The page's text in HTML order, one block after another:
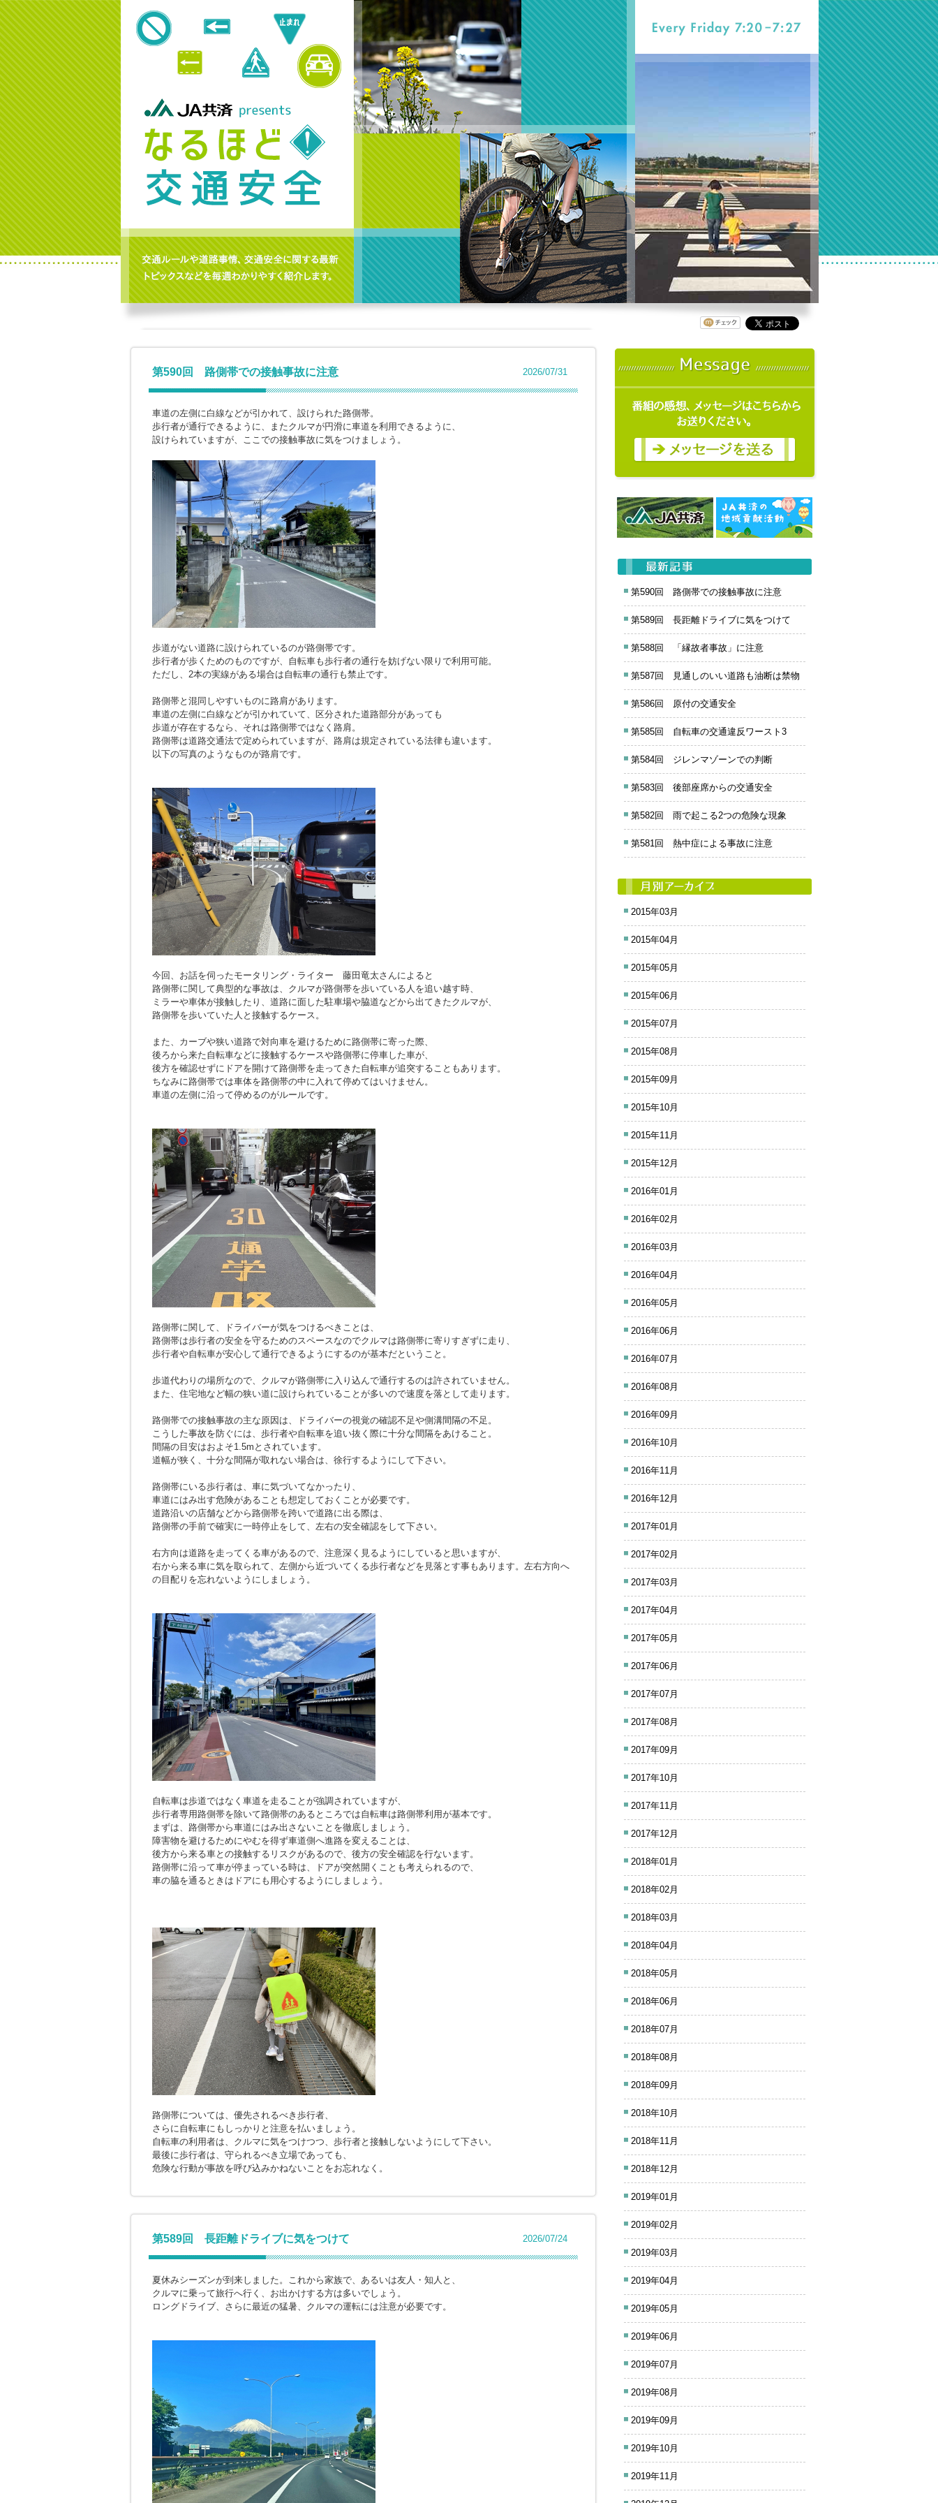
第590回 路側帯での接触事故に注意 2026/07/31
車道の左側に白線などが引かれて、設けられた路側帯。
歩行者が通行できるように、またクルマが円滑に車道を利用できるように、
設けられていますが、ここでの接触事故に気をつけましょう。
歩道がない道路に設けられているのが路側帯です。
歩行者が歩くためのものですが、自転車も歩行者の通行を妨げない限りで利用可能。
ただし、2本の実線がある場合は自転車の通行も禁止です。
路側帯と混同しやすいものに路肩があります。
車道の左側に白線などが引かれていて、区分された道路部分があっても
歩道が存在するなら、それは路側帯ではなく路肩。
路側帯は道路交通法で定められていますが、路肩は規定されている法律も違います。
以下の写真のようなものが路肩です。
今回、お話を伺ったモータリング・ライター 藤田竜太さんによると
路側帯に関して典型的な事故は、クルマが路側帯を歩いている人を追い越す時、
ミラーや車体が接触したり、道路に面した駐車場や脇道などから出てきたクルマが、
路側帯を歩いていた人と接触するケース。
また、カーブや狭い道路で対向車を避けるために路側帯に寄った際、
後ろから来た自転車などに接触するケースや路側帯に停車した車が、
後方を確認せずにドアを開けて路側帯を走ってきた自転車が追突することもあります。
ちなみに路側帯では車体を路側帯の中に入れて停めてはいけません。
車道の左側に沿って停めるのがルールです。
路側帯に関して、ドライバーが気をつけるべきことは、
路側帯は歩行者の安全を守るためのスペースなのでクルマは路側帯に寄りすぎずに走り、
歩行者や自転車が安心して通行できるようにするのが基本だということ。
歩道代わりの場所なので、クルマが路側帯に入り込んで通行するのは許されていません。
また、住宅地など幅の狭い道に設けられていることが多いので速度を落として走ります。
路側帯での接触事故の主な原因は、ドライバーの視覚の確認不足や側溝間隔の不足。
こうした事故を防ぐには、歩行者や自転車を追い抜く際に十分な間隔をあけること。
間隔の目安はおよそ1.5mとされています。
道幅が狭く、十分な間隔が取れない場合は、徐行するようにして下さい。
路側帯にいる歩行者は、車に気づいてなかったり、
車道にはみ出す危険があることも想定しておくことが必要です。
道路沿いの店舗などから路側帯を跨いで道路に出る際は、
路側帯の手前で確実に一時停止をして、左右の安全確認をして下さい。
右方向は道路を走ってくる車があるので、注意深く見るようにしていると思いますが、
右から来る車に気を取られて、左側から近づいてくる歩行者などを見落とす事もあります。左右方向へ
の目配りを忘れないようにしましょう。
自転車は歩道ではなく車道を走ることが強調されていますが、
歩行者専用路側帯を除いて路側帯のあるところでは自転車は路側帯利用が基本です。
まずは、路側帯から車道にはみ出さないことを徹底しましょう。
障害物を避けるためにやむを得ず車道側へ進路を変えることは、
後方から来る車との接触するリスクがあるので、後方の安全確認を行ないます。
路側帯に沿って車が停まっている時は、ドアが突然開くことも考えられるので、
車の脇を通るときはドアにも用心するようにしましょう。
路側帯については、優先されるべき歩行者、
さらに自転車にもしっかりと注意を払いましょう。
自転車の利用者は、クルマに気をつけつつ、歩行者と接触しないようにして下さい。
最後に歩行者は、守られるべき立場であっても、
危険な行動が事故を呼び込みかねないことをお忘れなく。
第589回 長距離ドライブに気をつけて 2026/07/24
夏休みシーズンが到来しました。これから家族で、あるいは友人・知人と、
クルマに乗って旅行へ行く、お出かけする方は多いでしょう。
ロングドライブ、さらに最近の猛暑、クルマの運転には注意が必要です。
第590回 路側帯での接触事故に注意
第589回 長距離ドライブに気をつけて
第588回 「縁故者事故」に注意
第587回 見通しのいい道路も油断は禁物
第586回 原付の交通安全
第585回 自転車の交通違反ワースト3
第584回 ジレンマゾーンでの判断
第583回 後部座席からの交通安全
第582回 雨で起こる2つの危険な現象
第581回 熱中症による事故に注意
2015年03月
2015年04月
2015年05月
2015年06月
2015年07月
2015年08月
2015年09月
2015年10月
2015年11月
2015年12月
2016年01月
2016年02月
2016年03月
2016年04月
2016年05月
2016年06月
2016年07月
2016年08月
2016年09月
2016年10月
2016年11月
2016年12月
2017年01月
2017年02月
2017年03月
2017年04月
2017年05月
2017年06月
2017年07月
2017年08月
2017年09月
2017年10月
2017年11月
2017年12月
2018年01月
2018年02月
2018年03月
2018年04月
2018年05月
2018年06月
2018年07月
2018年08月
2018年09月
2018年10月
2018年11月
2018年12月
2019年01月
2019年02月
2019年03月
2019年04月
2019年05月
2019年06月
2019年07月
2019年08月
2019年09月
2019年10月
2019年11月